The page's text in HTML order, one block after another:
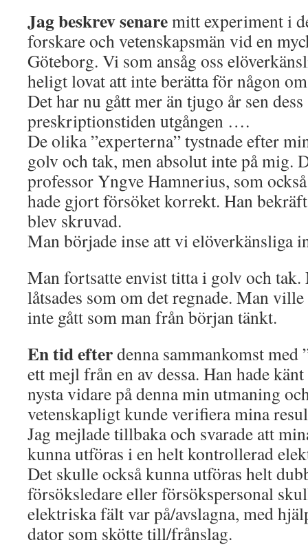
Jag beskrev senaremitt experiment i
forskare och vetenskapsmän vid en
Göteborg. Vi som ansåg oss
heligt lovat att inte berätta för någon
Det har nu gått mer än tjugo år sen dess
preskriptionstiden utgången ….
De olika ”experterna” tystnade efter
golv och tak, men absolut inte på mig.
professor Yngve Hamnerius, som
hade gjort försöket korrekt. Han
blev skruvad.
Man började inse att vi elöverkänsliga
Man fortsatte envist titta i golv och tak.
låtsades som om det regnade. Man
inte gått som man från början tänkt.
En tid efterdenna sammankomst med
ett mejl från en av dessa. Han hade
nysta vidare på denna min utmaning
vetenskapligt kunde verifiera mina
Jag mejlade tillbaka och svarade att
kunna utföras i en helt kontrollerad
Det skulle också kunna utföras helt
försöksledare eller försökspersonal
elektriska fält var på/avslagna, med
dator som skötte till/frånslag.